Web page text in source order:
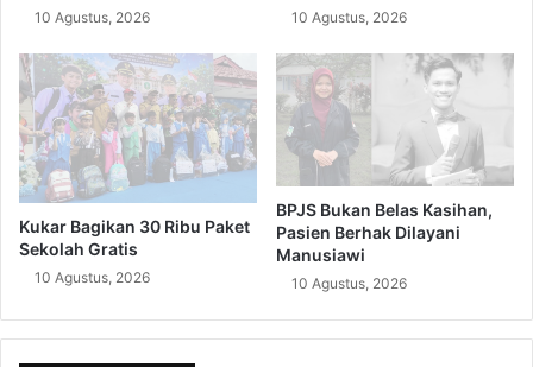
10 Agustus, 2026 10 Agustus, 2026
Kukar Bagikan 30 Ribu Paket
Sekolah Gratis
10 Agustus, 2026
BPJS Bukan Belas Kasihan,
Pasien Berhak Dilayani
Manusiawi
10 Agustus, 2026